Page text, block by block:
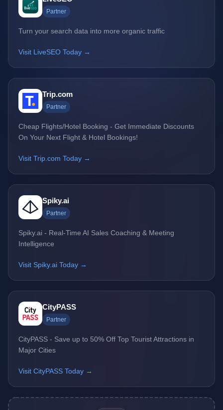
Partner
Turn your search data into more organic traffic
Visit LiveSEO Today →
Trip.com
Partner
Cheap Flights/Hotel Booking - Get Immediate Discounts
On Your Next Flight & Hotel Bookings!
Visit Trip.com Today →
Spiky.ai
Partner
Spiky.ai - Real-Time AI Sales Coaching & Meeting
Intelligence
Visit Spiky.ai Today →
CityPASS
Partner
CityPASS - Save up to 50% Off Top Tourist Attractions in
Major Cities
Visit CityPASS Today →